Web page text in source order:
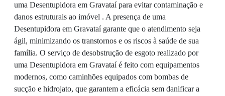
uma Desentupidora em Gravataí para evitar contaminação e
danos estruturais ao imóvel . A presença de uma
Desentupidora em Gravataí garante que o atendimento seja
ágil, minimizando os transtornos e os riscos à saúde de sua
família. O serviço de desobstrução de esgoto realizado por
uma Desentupidora em Gravataí é feito com equipamentos
modernos, como caminhões equipados com bombas de
sucção e hidrojato, que garantem a eficácia sem danificar a